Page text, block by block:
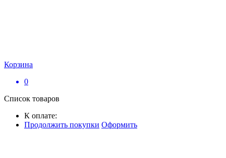
Корзина
0
Список товаров
К оплате:
Продолжить покупки Оформить